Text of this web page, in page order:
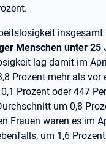
Menschen unter 25
lag damit im
Prozent mehr als
Prozent oder 447
um 0,8
Frauen waren es im
um 1,6